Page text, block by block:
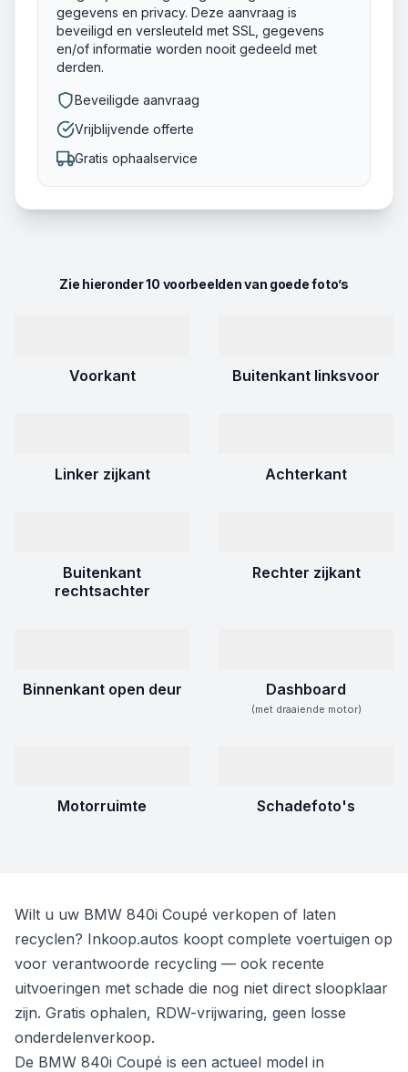
gegevens en privacy. Deze aanvraag is
beveiligd en versleuteld met SSL, gegevens
en/of informatie worden nooit gedeeld met
derden.
Beveiligde aanvraag
Vrijblijvende offerte
Gratis ophaalservice
Zie hieronder 10 voorbeelden van goede foto’s
Voorkant Buitenkant linksvoor
Linker zijkant Achterkant
Buitenkant
rechtsachter
Rechter zijkant
Binnenkant open deur Dashboard
(met draaiende motor)
Motorruimte Schadefoto's
Wilt u uw BMW 840i Coupé verkopen of laten
recyclen? Inkoop.autos koopt complete voertuigen op
voor verantwoorde recycling — ook recente
uitvoeringen met schade die nog niet direct sloopklaar
zijn. Gratis ophalen, RDW-vrijwaring, geen losse
onderdelenverkoop.
De BMW 840i Coupé is een actueel model in